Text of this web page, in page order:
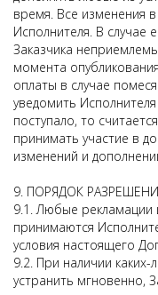
время. Все изменения в
Исполнителя. В случае
Заказчика
момента
оплаты в случае
уведомить
поступало, то
принимать участие в
изменений и
9. ПОРЯДОК
9.1. Любые рекламации
принимаются
условия настоящего
9.2. При наличии
устранить мгновенно,